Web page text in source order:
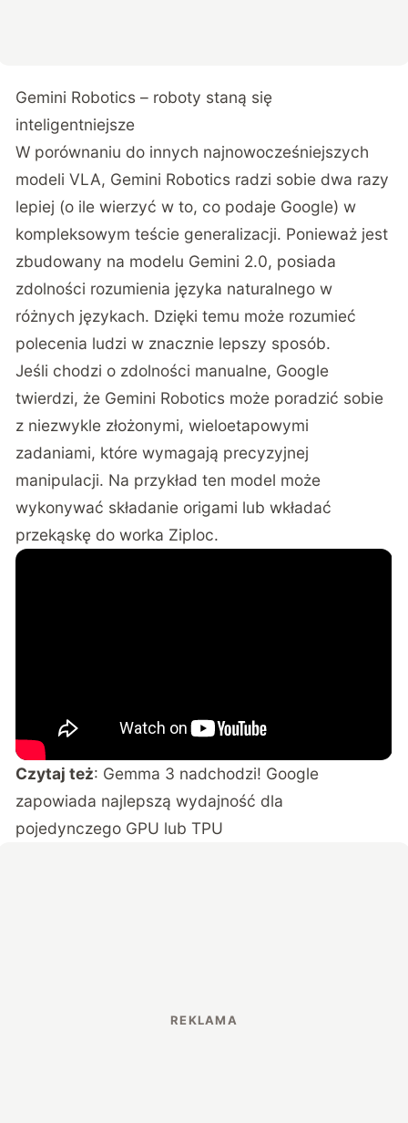
Gemini Robotics – roboty staną się
inteligentniejsze
W porównaniu do innych najnowocześniejszych
modeli VLA, Gemini Robotics radzi sobie dwa razy
lepiej (o ile wierzyć w to, co podaje Google) w
kompleksowym teście generalizacji. Ponieważ jest
zbudowany na modelu Gemini 2.0, posiada
zdolności rozumienia języka naturalnego w
różnych językach. Dzięki temu może rozumieć
polecenia ludzi w znacznie lepszy sposób.
Jeśli chodzi o zdolności manualne, Google
twierdzi, że Gemini Robotics może poradzić sobie
z niezwykle złożonymi, wieloetapowymi
zadaniami, które wymagają precyzyjnej
manipulacji. Na przykład ten model może
wykonywać składanie origami lub wkładać
przekąskę do worka Ziploc.
Czytaj też: Gemma 3 nadchodzi! Google
zapowiada najlepszą wydajność dla
pojedynczego GPU lub TPU